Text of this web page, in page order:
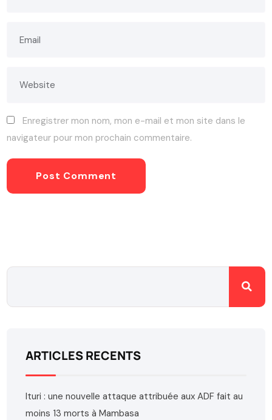
Enregistrer mon nom, mon e-mail et mon site dans le
navigateur pour mon prochain commentaire.
ARTICLES RECENTS
Ituri : une nouvelle attaque attribuée aux ADF fait au
moins 13 morts à Mambasa